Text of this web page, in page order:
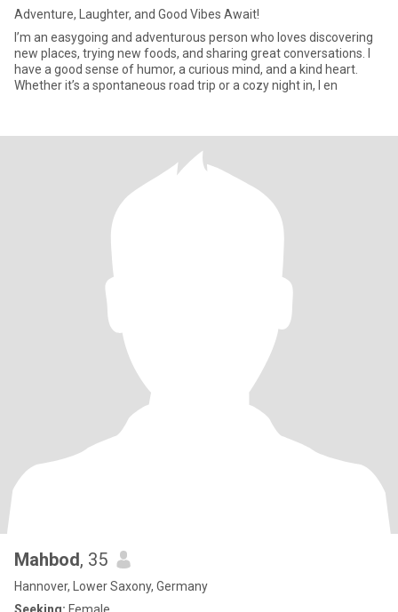
Adventure, Laughter, and Good Vibes Await!
I’m an easygoing and adventurous person who loves discovering
new places, trying new foods, and sharing great conversations. I
have a good sense of humor, a curious mind, and a kind heart.
Whether it’s a spontaneous road trip or a cozy night in, I en
Mahbod, 35
Hannover, Lower Saxony, Germany